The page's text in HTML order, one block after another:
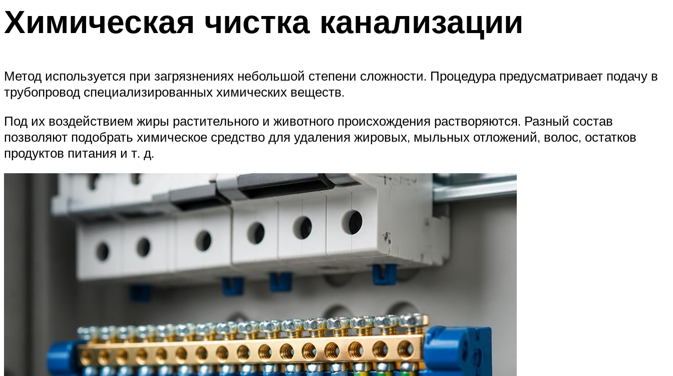
Химическая чистка канализации
Метод используется при загрязнениях небольшой степени сложности. Процедура предусматривает подачу в
трубопровод специализированных химических веществ.
Под их воздействием жиры растительного и животного происхождения растворяются. Разный состав
позволяют подобрать химическое средство для удаления жировых, мыльных отложений, волос, остатков
продуктов питания и т. д.